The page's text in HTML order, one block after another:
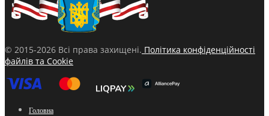
© 2015-2026 Всі права захищені. Політика конфіденційності
файлів та Cookie
Головна